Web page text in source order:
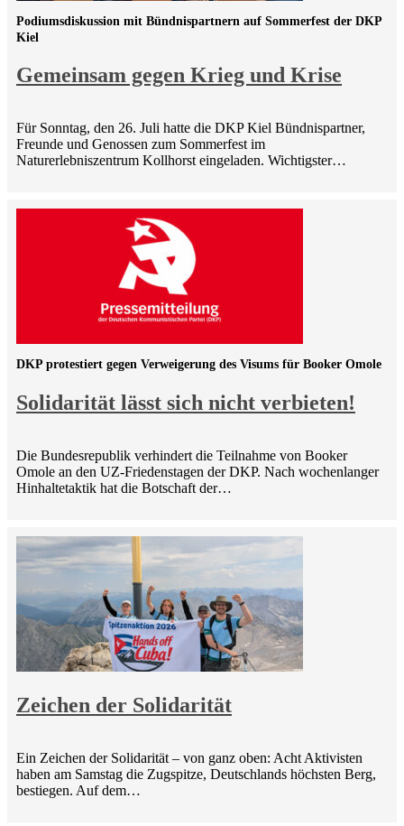
Gemeinsam gegen Krieg und Krise
Podiumsdiskussion mit Bündnispartnern auf Sommerfest der DKP
Kiel
Für Sonntag, den 26. Juli hatte die DKP Kiel Bündnispartner,
Freunde und Genossen zum Sommerfest im
Naturerlebniszentrum Kollhorst eingeladen. Wichtigster…
Solidarität lässt sich nicht verbieten!
DKP protestiert gegen Verweigerung des Visums für Booker Omole
Die Bundesrepublik verhindert die Teilnahme von Booker
Omole an den UZ-Friedenstagen der DKP. Nach wochenlanger
Hinhaltetaktik hat die Botschaft der…
Zeichen der Solidarität
Ein Zeichen der Solidarität – von ganz oben: Acht Aktivisten
haben am Samstag die Zugspitze, Deutschlands höchsten Berg,
bestiegen. Auf dem…